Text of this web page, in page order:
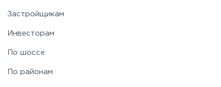
Застройщикам
Инвесторам
По шоссе
По районам